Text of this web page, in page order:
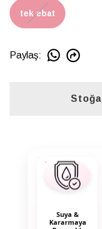
tek ebat
Paylaş:
Suya &
Kararmaya